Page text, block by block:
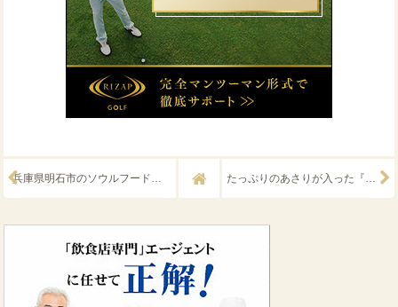
たっぷりのあさりが入った『貝汁』が大人気！山口県の巨大ドライブイン『みちしお』
兵庫県明石市のソウルフード『玉子焼き』（え、明石焼きじゃないの？）